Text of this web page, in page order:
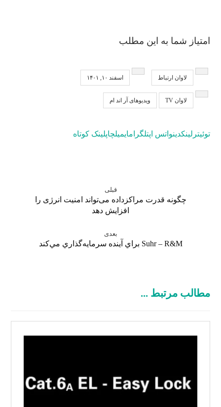
امتیاز شما به این مطلب
لاوان ارتباط اسفند ۱۰, ۱۴۰۱
لاوان TV ویدیو‌های آر اند ام
توئیتر لینکدینواتس اپتلگرامایمیلچاپلینک کوتاه
قبلی
چگونه قدرت مراکزداده می‌تواند امنیت انرژی را
افزایش دهد
بعدی
Suhr – R&M براي آينده سرمايه‌گذاري مي‌کند
مطالب مرتبط ...